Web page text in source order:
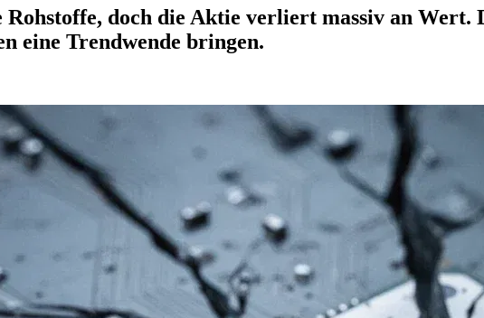
doch die Aktie verliert massiv an Wert.
eine Trendwende bringen.